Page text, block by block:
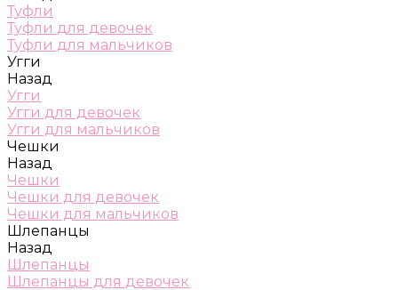
Туфли
Туфли для девочек
Туфли для мальчиков
Угги
Назад
Угги
Угги для девочек
Угги для мальчиков
Чешки
Назад
Чешки
Чешки для девочек
Чешки для мальчиков
Шлепанцы
Назад
Шлепанцы
Шлепанцы для девочек